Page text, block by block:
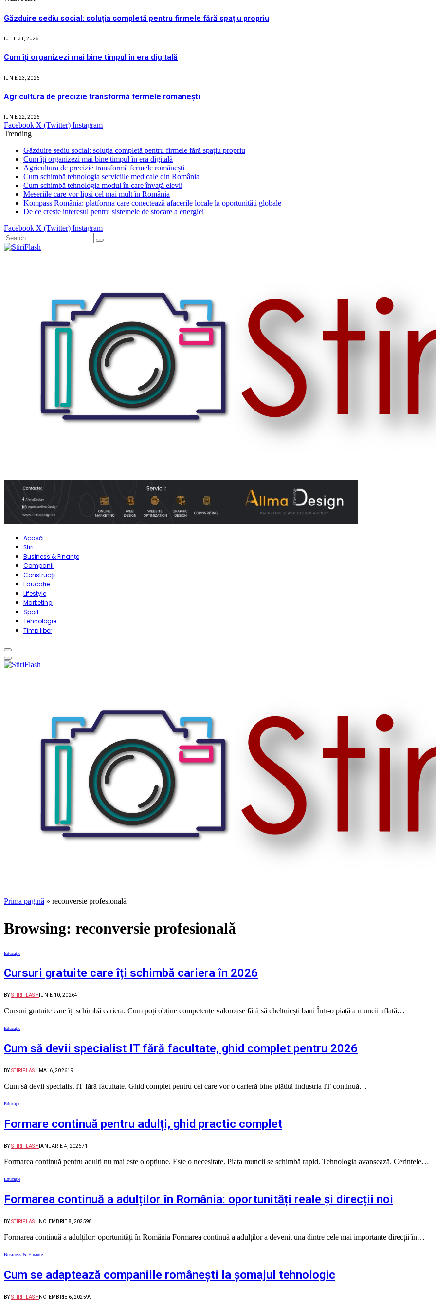
Găzduire sediu social: soluția completă pentru firmele fără spațiu propriu
IULIE 31, 2026
Cum îți organizezi mai bine timpul în era digitală
IUNIE 23, 2026
Agricultura de precizie transformă fermele românești
IUNIE 22, 2026
Facebook X (Twitter) Instagram
Trending
Găzduire sediu social: soluția completă pentru firmele fără spațiu propriu
Cum îți organizezi mai bine timpul în era digitală
Agricultura de precizie transformă fermele românești
Cum schimbă tehnologia serviciile medicale din România
Cum schimbă tehnologia modul în care învață elevii
Meseriile care vor lipsi cel mai mult în România
Kompass România: platforma care conectează afacerile locale la oportunități globale
De ce crește interesul pentru sistemele de stocare a energiei
Facebook X (Twitter) Instagram
Acasă
Știri
Business & Finanțe
Companii
Construcții
Educație
Lifestyle
Marketing
Sport
Tehnologie
Timp liber
Prima pagină » reconversie profesională
Browsing: reconversie profesională
Educație
Cursuri gratuite care îți schimbă cariera în 2026
BY STIRIFLASH IUNIE 10, 20264
Cursuri gratuite care îți schimbă cariera. Cum poți obține competențe valoroase fără să cheltuiești bani Într-o piață a muncii aflată…
Educație
Cum să devii specialist IT fără facultate, ghid complet pentru 2026
BY STIRIFLASH MAI 6, 202619
Cum să devii specialist IT fără facultate. Ghid complet pentru cei care vor o carieră bine plătită Industria IT continuă…
Educație
Formare continuă pentru adulți, ghid practic complet
BY STIRIFLASH IANUARIE 4, 202671
Formarea continuă pentru adulți nu mai este o opțiune. Este o necesitate. Piața muncii se schimbă rapid. Tehnologia avansează. Cerințele…
Educație
Formarea continuă a adulților în România: oportunități reale și direcții noi
BY STIRIFLASH NOIEMBRIE 8, 202598
Formarea continuă a adulților: oportunități în România Formarea continuă a adulților a devenit una dintre cele mai importante direcții în…
Business & Finanțe
Cum se adaptează companiile româneşti la şomajul tehnologic
BY STIRIFLASH NOIEMBRIE 6, 202599